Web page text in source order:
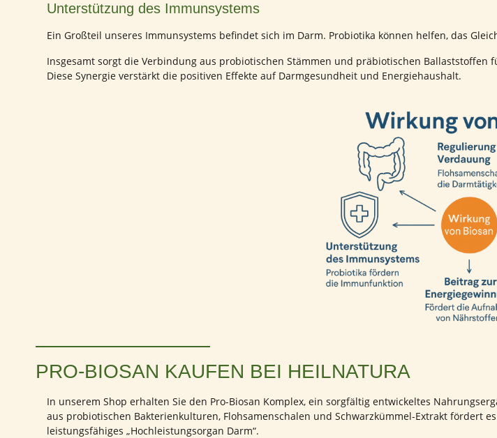
Unterstützung des Immunsystems
Ein Großteil unseres Immunsystems befindet sich im Darm. Probiotika können helfen, das
Insgesamt sorgt die Verbindung aus probiotischen Stämmen und präbiotischen
Diese Synergie verstärkt die positiven Effekte auf Darmgesundheit und Energiehaushalt.
PRO-BIOSAN KAUFEN BEI HEILNATURA
In unserem Shop erhalten Sie den Pro-Biosan Komplex, ein sorgfältig entwickeltes
aus probiotischen Bakterienkulturen, Flohsamenschalen und Schwarzkümmel-Extrakt fördert
leistungsfähiges „Hochleistungsorgan Darm“.